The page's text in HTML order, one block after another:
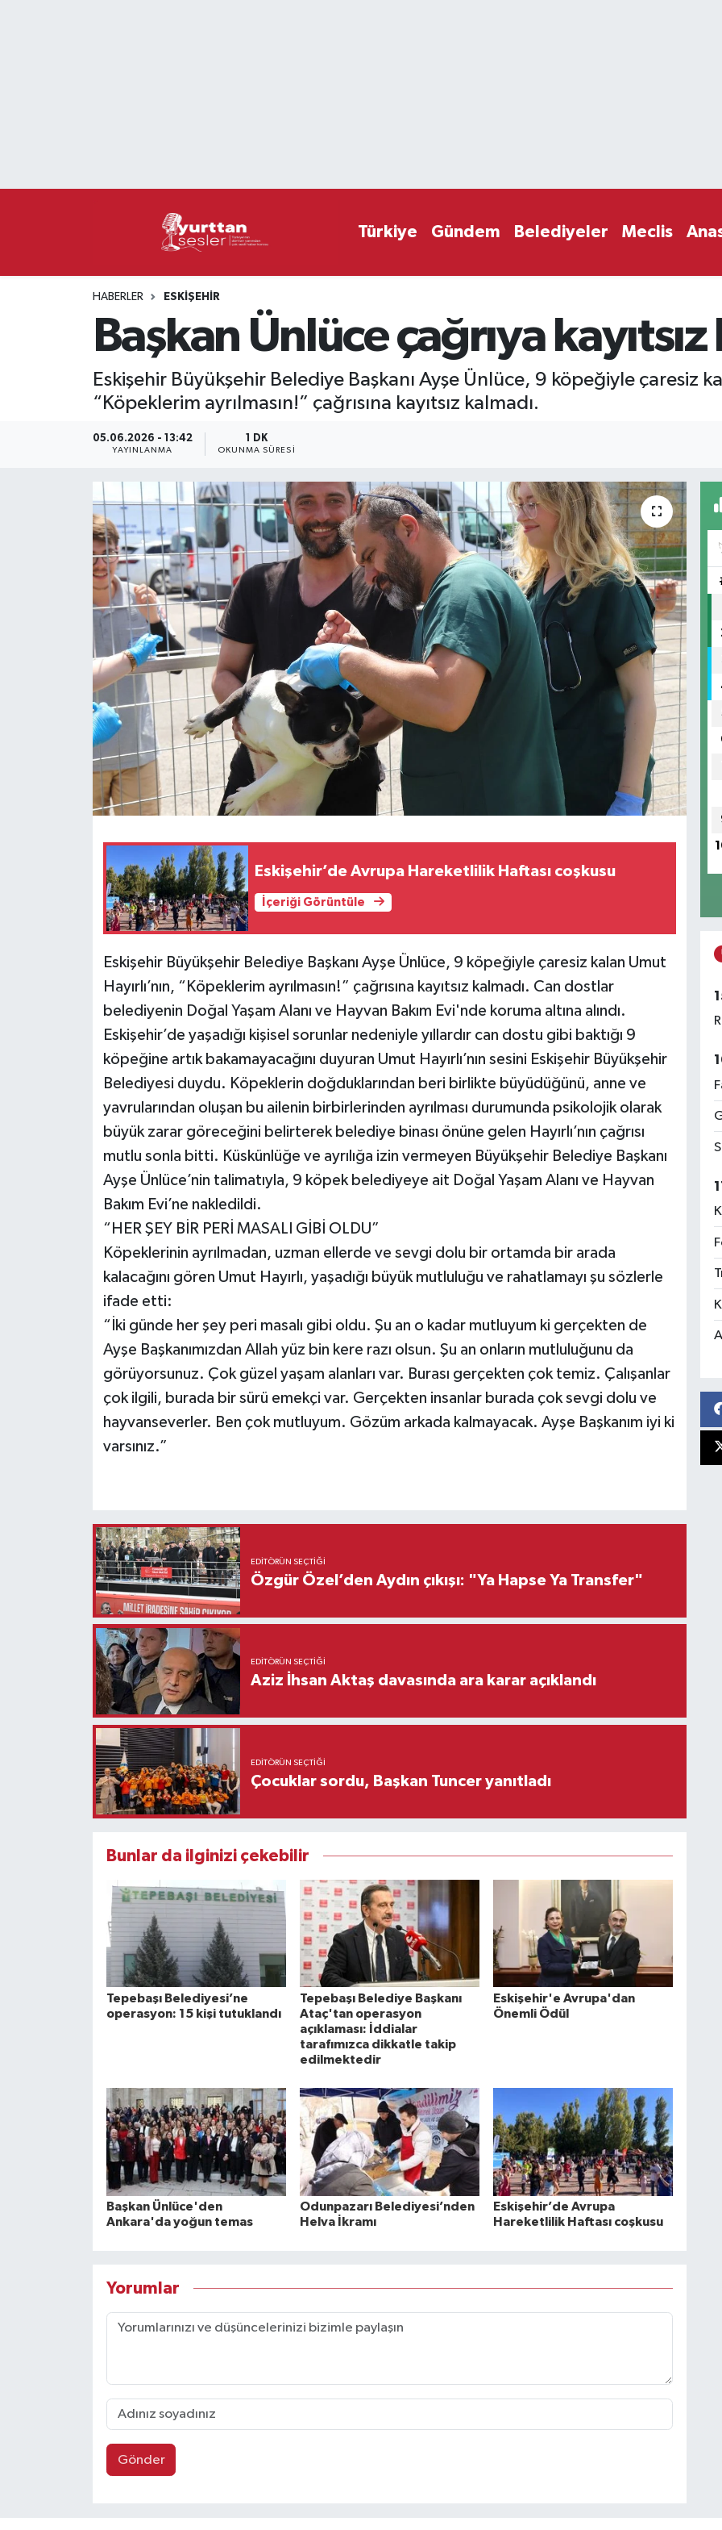
Türkiye Gündem Belediyeler Meclis
HABERLER ESKIŞEHIR
Başkan Ünlüce çağrıya
Eskişehir Büyükşehir Belediye Başkanı Ayşe Ünlüce, 9 köpeğiyle çaresiz
“Köpeklerim ayrılmasın!” çağrısına kayıtsız kalmadı.
05.06.2026 - 13:42
YAYINLANMA
1 DK
OKUNMA SÜRESI
Eskişehir’de Avrupa Hareketlilik Haftası coşkusu
İçeriği Görüntüle
Eskişehir Büyükşehir Belediye Başkanı Ayşe Ünlüce, 9 köpeğiyle çaresiz kalan Umut
Hayırlı’nın, “Köpeklerim ayrılmasın!” çağrısına kayıtsız kalmadı. Can dostlar
belediyenin Doğal Yaşam Alanı ve Hayvan Bakım Evi'nde koruma altına alındı.
Eskişehir’de yaşadığı kişisel sorunlar nedeniyle yıllardır can dostu gibi baktığı 9
köpeğine artık bakamayacağını duyuran Umut Hayırlı’nın sesini Eskişehir Büyükşehir
Belediyesi duydu. Köpeklerin doğduklarından beri birlikte büyüdüğünü, anne ve
yavrularından oluşan bu ailenin birbirlerinden ayrılması durumunda psikolojik olarak
büyük zarar göreceğini belirterek belediye binası önüne gelen Hayırlı’nın çağrısı
mutlu sonla bitti. Küskünlüğe ve ayrılığa izin vermeyen Büyükşehir Belediye Başkanı
Ayşe Ünlüce’nin talimatıyla, 9 köpek belediyeye ait Doğal Yaşam Alanı ve Hayvan
Bakım Evi’ne nakledildi.
“HER ŞEY BİR PERİ MASALI GİBİ OLDU”
Köpeklerinin ayrılmadan, uzman ellerde ve sevgi dolu bir ortamda bir arada
kalacağını gören Umut Hayırlı, yaşadığı büyük mutluluğu ve rahatlamayı şu sözlerle
ifade etti:
“İki günde her şey peri masalı gibi oldu. Şu an o kadar mutluyum ki gerçekten de
Ayşe Başkanımızdan Allah yüz bin kere razı olsun. Şu an onların mutluluğunu da
görüyorsunuz. Çok güzel yaşam alanları var. Burası gerçekten çok temiz. Çalışanlar
çok ilgili, burada bir sürü emekçi var. Gerçekten insanlar burada çok sevgi dolu ve
hayvanseverler. Ben çok mutluyum. Gözüm arkada kalmayacak. Ayşe Başkanım iyi ki
varsınız.”
EDITÖRÜN SEÇTIĞI
Özgür Özel’den Aydın çıkışı: "Ya Hapse Ya Transfer"
EDITÖRÜN SEÇTIĞI
Aziz İhsan Aktaş davasında ara karar açıklandı
EDITÖRÜN SEÇTIĞI
Çocuklar sordu, Başkan Tuncer yanıtladı
Bunlar da ilginizi çekebilir
Tepebaşı Belediyesi’ne
operasyon: 15 kişi tutuklandı
Tepebaşı Belediye Başkanı
Ataç'tan operasyon
açıklaması: İddialar
tarafımızca dikkatle takip
edilmektedir
Eskişehir'e Avrupa'dan
Önemli Ödül
Başkan Ünlüce'den
Ankara'da yoğun temas
Odunpazarı Belediyesi’nden
Helva İkramı
Eskişehir’de Avrupa
Hareketlilik Haftası coşkusu
Yorumlar
Gönder
Süper Lig Puan Durumu ve Fikstür
Haber Arşivi